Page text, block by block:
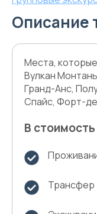
Описание
Места,
Вулкан
Гранд-Анс,
Спайс, Форт-
В
Трансфер